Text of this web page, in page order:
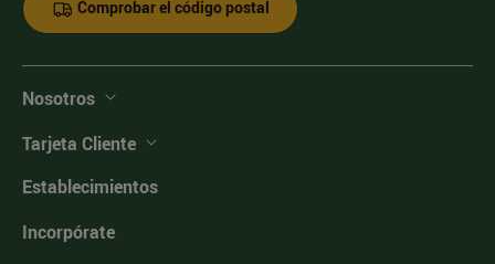
Comprobar el código postal
Nosotros
Tarjeta Cliente
Establecimientos
Incorpórate